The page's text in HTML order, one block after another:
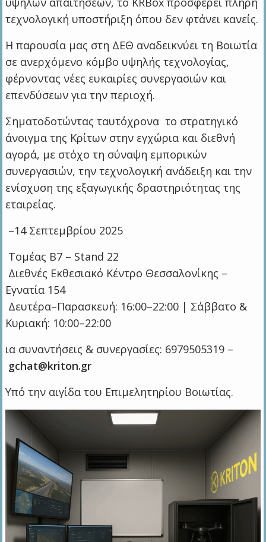
τεχνολογική υποστήριξη όπου δεν φτάνει κανείς.
Η παρουσία μας στη ΔΕΘ αναδεικνύει τη Βοιωτία
σε ανερχόμενο κόμβο υψηλής τεχνολογίας,
φέρνοντας νέες ευκαιρίες συνεργασιών και
επενδύσεων για την περιοχή.
Σηματοδοτώντας ταυτόχρονα το στρατηγικό
άνοιγμα της Κρίτων στην εγχώρια και διεθνή
αγορά, με στόχο τη σύναψη εμπορικών
συνεργασιών, την τεχνολογική ανάδειξη και την
ενίσχυση της εξαγωγικής δραστηριότητας της
εταιρείας.
–14 Σεπτεμβρίου 2025
Τομέας Β7 – Stand 22
Διεθνές Εκθεσιακό Κέντρο Θεσσαλονίκης –
Εγνατία 154
Δευτέρα–Παρασκευή: 16:00–22:00 | Σάββατο &
Κυριακή: 10:00–22:00
ια συναντήσεις & συνεργασίες: 6979505319 –
gchat@kriton.gr
Υπό την αιγίδα του Επιμελητηρίου Βοιωτίας.